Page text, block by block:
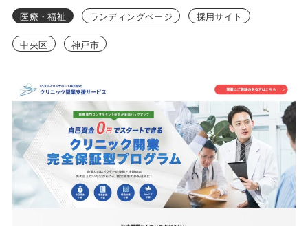
医療・福祉 ランディングページ 採用サイト
中央区 神戸市